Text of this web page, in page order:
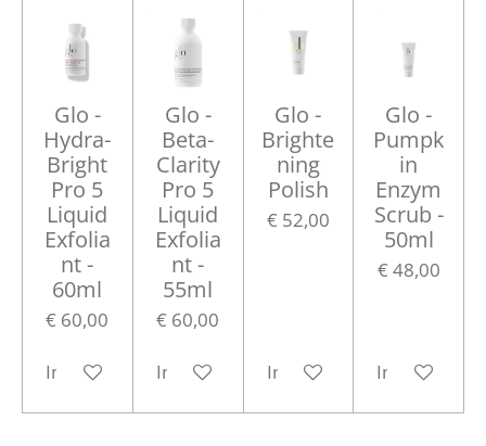
Glo -
Hydra-
Bright
Pro 5
Liquid
Exfolia
nt -
60ml
€ 60,00
In winkelwagen
Glo -
Beta-
Clarity
Pro 5
Liquid
Exfolia
nt -
55ml
€ 60,00
In winkelwagen
Glo -
Brighte
ning
Polish
€ 52,00
In winkelwagen
Glo -
Pumpk
in
Enzym
Scrub -
50ml
€ 48,00
In